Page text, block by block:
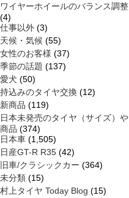
ワイヤーホイールのバランス調整
(4)
仕事以外 (3)
天候・気候 (55)
女性のお客様 (37)
季節の話題 (137)
愛犬 (50)
持込みのタイヤ交換 (12)
新商品 (119)
日本未発売のタイヤ（サイズ）や
商品 (374)
日本車 (1,505)
日産GT-R R35 (42)
旧車/クラシックカー (364)
未分類 (15)
村上タイヤ Today Blog (15)